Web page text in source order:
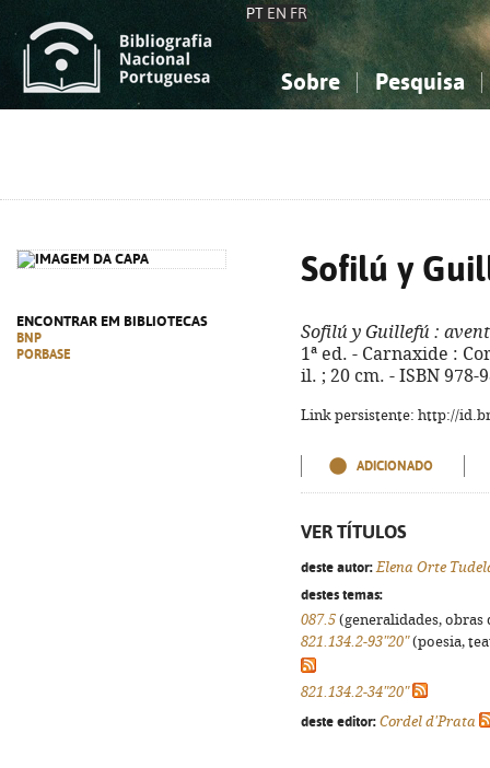
PT EN FR
Sobre Pesquisa
ENCONTRAR EM BIBLIOTECAS
BNP
PORBASE
Sofilú y
Sofilú y Guillefú :
1ª ed. - Carnaxide :
il. ; 20 cm. - ISBN 978-
Link persistente: http://
ADICIONADO
VER TÍTULOS
deste autor: Elena Orte
destes temas:
087.5 (generalidades,
821.134.2-93"20"(poesia,
821.134.2-34"20"
deste editor: Cordel d'Prata